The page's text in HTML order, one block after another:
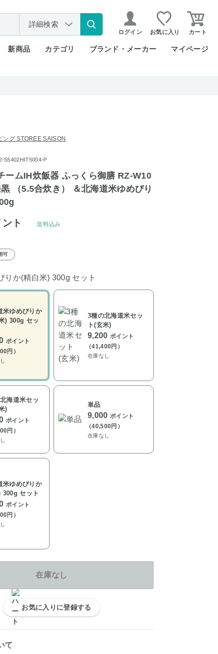
詳細検索
ログイン お気に入り カート
新商品 カテゴリ ブランド・メーカー マイページ
ング STOREE SAISON
S5402HIT5004-P
ームIH炊飯器 ふっくら御膳 RZ-W10
（5.5合炊き） ＆北海道米ゆめぴり
ト 送料込み
可
りか(精白米) 300g セット
米ゆめぴりか
) 300g セッ
ポイント
円）
3種の北海道米セッ
ト(玄米)
9,200 ポイント
（41,400円）
在庫なし
海道米セッ
)
ポイント
円）
単品
9,000 ポイント
（40,500円）
在庫なし
米ゆめぴりか
300g セット
ポイント
円）
在庫なし
お気に入りに登録する
て